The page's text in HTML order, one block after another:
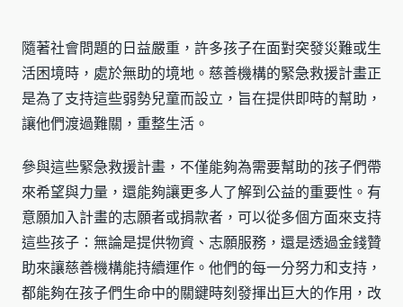
隨著社會問題的日益嚴重，許多孩子在面對突發災難或生
活困境時，處於無助的境地。慈善機構的緊急救援計畫正
是為了支持這些弱勢兒童而設立，旨在提供即時的幫助，
讓他們渡過難關，重整生活。
參與這些緊急救援計畫，不僅能夠為需要幫助的孩子們帶
來希望與力量，還能夠讓更多人了解到公益的重要性。有
意願加入計畫的志願者或捐款者，可以從多個方面來支持
這些孩子：無論是提供物資、志願服務，還是透過金錢贊
助來讓慈善機構能持續運作。他們的每一分努力和支持，
都能夠在孩子們生命中的關鍵時刻發揮出巨大的作用，改